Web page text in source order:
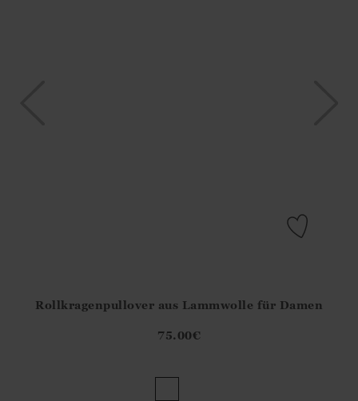
?? ""
Ja
Rollkragenpullover aus Lammwolle für Damen
75.00€